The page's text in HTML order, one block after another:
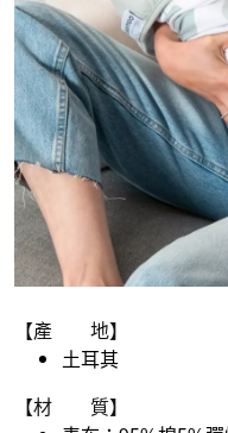
【產 地】
土耳其
【材 質】